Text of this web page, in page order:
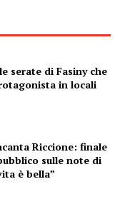
serate di Fasiny che
in locali
Riccione: finale
sulle note di
è bella”